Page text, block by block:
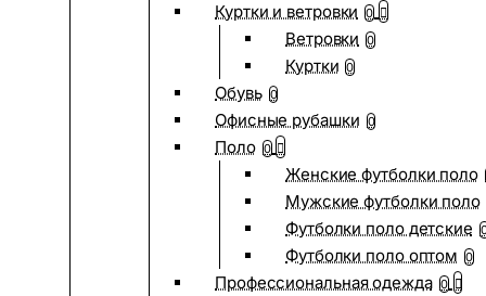
Куртки и ветровки 0
Ветровки 0
Куртки 0
Обувь 0
Офисные рубашки 0
Поло 0
Женские футболки поло
Мужские футболки поло
Футболки поло детские
Футболки поло оптом 0
Профессиональная одежда 0